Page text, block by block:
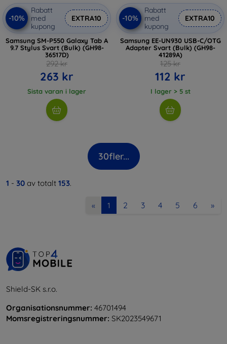
-10%
Rabatt
med
kupong
EXTRA10
Samsung SM-P550 Galaxy Tab A
9.7 Stylus Svart (Bulk) (GH98-
36517D)
292 kr
263 kr
Sista varan i lager
-10%
Rabatt
med
kupong
EXTRA10
Samsung EE-UN930 USB-C/OTG
Adapter Svart (Bulk) (GH98-
41289A)
125 kr
112 kr
I lager > 5 st
30fler...
1 - 30 av totalt 153.
« 1 2 3 4 5 6 »
Shield-SK s.r.o.
Organisationsnummer: 46701494
Momsregistreringsnummer: SK2023549671